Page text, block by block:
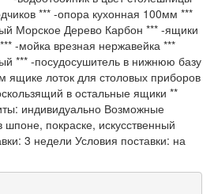
*** -опора кухонная 100мм ***
Морское Дерево Карбон *** -ящики
-мойка врезная нержавейка ***
*** -посудосушитель в нижнюю базу
ящике лоток для столовых приборов
в остальные ящики **
индивидуально Возможные
покраске, искусственный
3 недели Условия поставки: на